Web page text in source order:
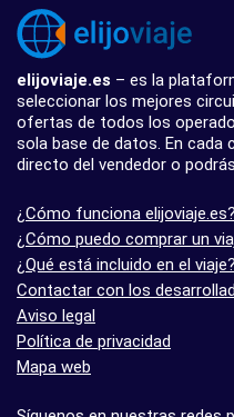
elijoviaje.es – es la
seleccionar los mejores
ofertas de todos los
sola base de datos. En
directo del vendedor o
¿Cómo funciona elijoviaje.es?
¿Cómo puedo comprar un
¿Qué está incluido en el viaje?
Contactar con los
Aviso legal
Política de privacidad
Mapa web